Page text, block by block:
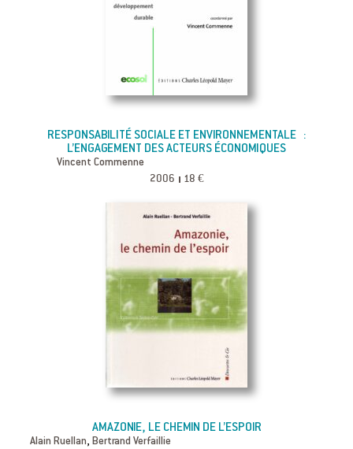
RESPONSABILITÉ SOCIALE ET ENVIRONNEMENTALE :
L’ENGAGEMENT DES ACTEURS ÉCONOMIQUES
Vincent Commenne
2006 18 €
AMAZONIE, LE CHEMIN DE L’ESPOIR
Alain Ruellan, Bertrand Verfaillie